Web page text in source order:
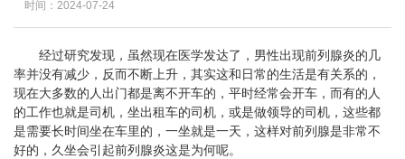
时间：2024-07-24
经过研究发现，虽然现在医学发达了，男性出现前列腺炎的几
率并没有减少，反而不断上升，其实这和日常的生活是有关系的，
现在大多数的人出门都是离不开车的，平时经常会开车，而有的人
的工作也就是司机，坐出租车的司机，或是做领导的司机，这些都
是需要长时间坐在车里的，一坐就是一天，这样对前列腺是非常不
好的，久坐会引起前列腺炎这是为何呢。